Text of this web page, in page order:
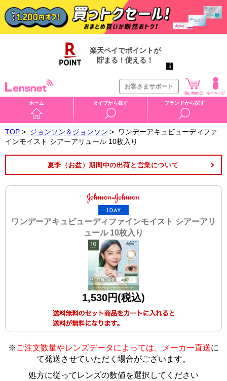
お客さまサポート
ホーム タイプから探す ブランドから探す
TOP > ジョンソン＆ジョンソン > ワンデーアキュビューディファ
インモイスト シアーアリュール 10枚入り
夏季（お盆）期間中の出荷と営業について
ワンデーアキュビューディファインモイスト シアーアリ
ュール 10枚入り
1,530円(税込)
※ ご注文数量やレンズデータによっては、メーカー直送に
て発送させていただく場合がございます。
処方に従ってレンズの数値を選択してください